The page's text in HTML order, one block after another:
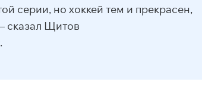
серии, но хоккей тем и прекрасен,
сказал Щитов